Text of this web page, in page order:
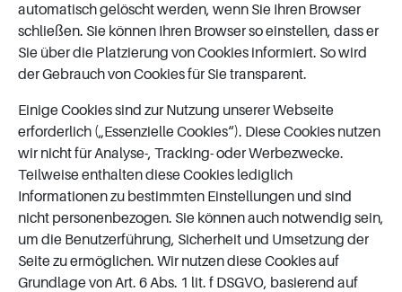
automatisch gelöscht werden, wenn Sie Ihren Browser
schließen. Sie können Ihren Browser so einstellen, dass er
Sie über die Platzierung von Cookies informiert. So wird
der Gebrauch von Cookies für Sie transparent.
Einige Cookies sind zur Nutzung unserer Webseite
erforderlich („Essenzielle Cookies“). Diese Cookies nutzen
wir nicht für Analyse-, Tracking- oder Werbezwecke.
Teilweise enthalten diese Cookies lediglich
Informationen zu bestimmten Einstellungen und sind
nicht personenbezogen. Sie können auch notwendig sein,
um die Benutzerführung, Sicherheit und Umsetzung der
Seite zu ermöglichen. Wir nutzen diese Cookies auf
Grundlage von Art. 6 Abs. 1 lit. f DSGVO, basierend auf